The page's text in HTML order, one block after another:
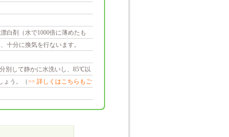
白剤（水で1000倍に薄めたも
十分に換気を行ないます。
別して静かに水洗いし、85℃以
ょう。（>> 詳しくはこちらもご